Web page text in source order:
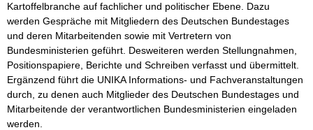
Kartoffelbranche auf fachlicher und politischer Ebene. Dazu
werden Gespräche mit Mitgliedern des Deutschen Bundestages
und deren Mitarbeitenden sowie mit Vertretern von
Bundesministerien geführt. Desweiteren werden Stellungnahmen,
Positionspapiere, Berichte und Schreiben verfasst und übermittelt.
Ergänzend führt die UNIKA Informations- und Fachveranstaltungen
durch, zu denen auch Mitglieder des Deutschen Bundestages und
Mitarbeitende der verantwortlichen Bundesministerien eingeladen
werden.